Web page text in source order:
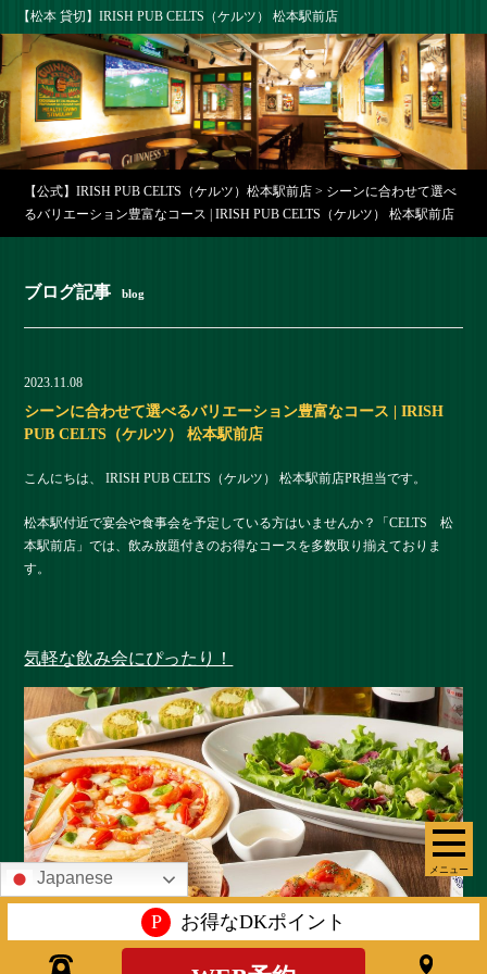
【松本 貸切】IRISH PUB CELTS（ケルツ） 松本駅前店
メニュー
【公式】IRISH PUB CELTS（ケルツ）松本駅前店 > シーンに合わせて選べ
るバリエーション豊富なコース | IRISH PUB CELTS（ケルツ） 松本駅前店
ブログ記事 blog
2023.11.08
シーンに合わせて選べるバリエーション豊富なコース | IRISH
PUB CELTS（ケルツ） 松本駅前店
こんにちは、 IRISH PUB CELTS（ケルツ） 松本駅前店PR担当です。
松本駅付近で宴会や食事会を予定している方はいませんか？「CELTS 松
本駅前店」では、飲み放題付きのお得なコースを多数取り揃えておりま
す。
気軽な飲み会にぴったり！
Japanese
P お得なDKポイント